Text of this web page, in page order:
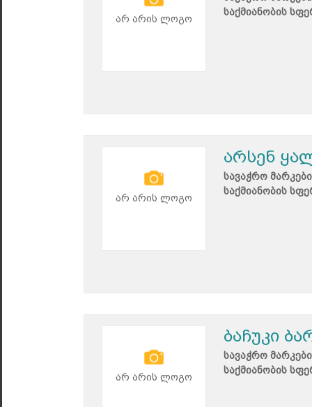
არ არის ლოგო
საქმიანობის
არ არის ლოგო
არსენ
სავაჭრო
საქმიანობის
არ არის ლოგო
ბაჩუკი
სავაჭრო
საქმიანობის